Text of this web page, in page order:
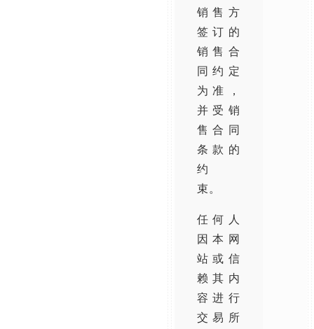
销售方
签订的
销售合
同约定
为准，
并受销
售合同
条款的
约
束。
任何人
因本网
站或信
赖其内
容进行
交易所